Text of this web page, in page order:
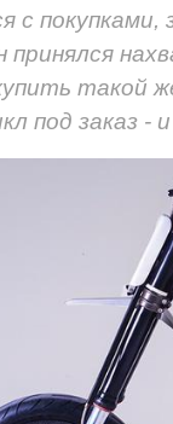
с
принялся
такой
под заказ -